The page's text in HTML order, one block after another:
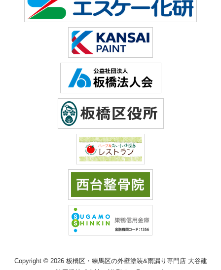
Copyright © 2026 板橋区・練馬区の外壁塗装&雨漏り専門店 大谷建